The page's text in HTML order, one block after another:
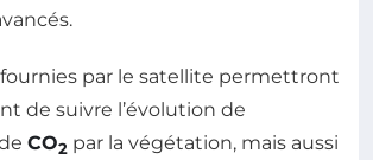
par le satellite permettront
de suivre l’évolution de
CO2 par la végétation, mais aussi